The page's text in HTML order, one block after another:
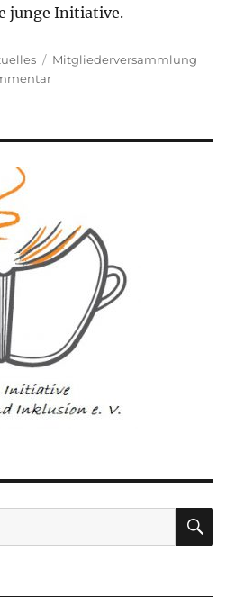
junge Initiative.
Schlagwörter
Mitgliederversammlung
zu